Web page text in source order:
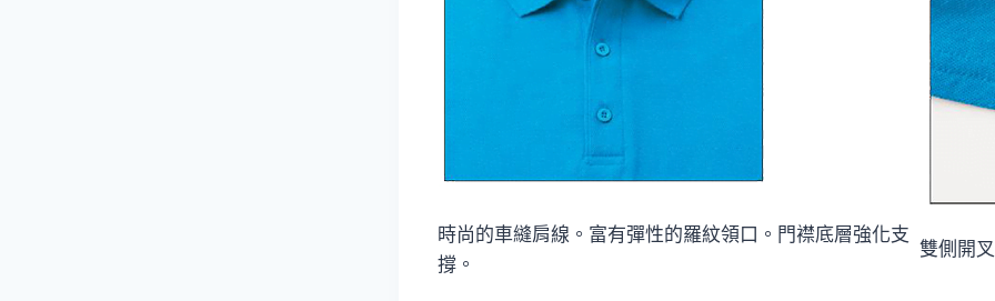
時尚的車縫肩線。富有彈性的羅紋領口。門襟底層強化支
撐。
雙側開